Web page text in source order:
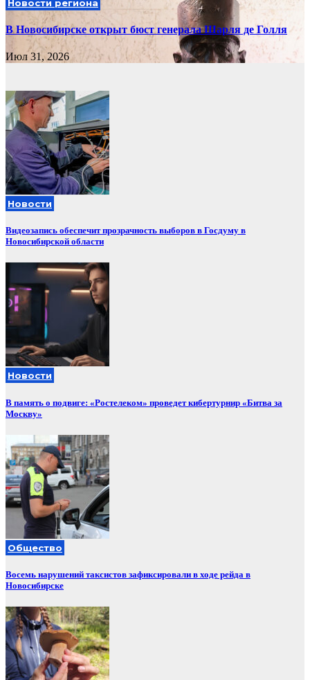
Новости региона
В Новосибирске открыт бюст генерала Шарля де Голля
Июл 31, 2026
Новости
Видеозапись обеспечит прозрачность выборов в Госдуму в
Новосибирской области
Новости
В память о подвиге: «Ростелеком» проведет кибертурнир «Битва за
Москву»
Общество
Восемь нарушений таксистов зафиксировали в ходе рейда в
Новосибирске